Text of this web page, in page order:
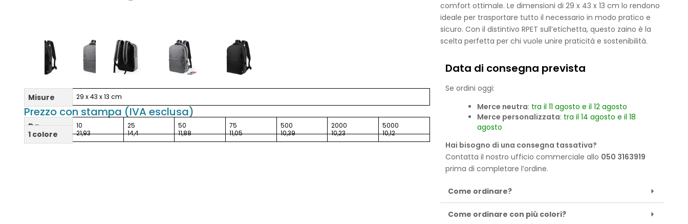
Misure 29 x 43 x 13 cm
Prezzo con stampa (IVA esclusa)
Da 10 25 50 75 500 2000 5000
1 colore 21,93 14,4 11,88 11,05 10,39 10,23 10,12
comfort ottimale. Le dimensioni di 29 x 43 x 13 cm lo rendono
ideale per trasportare tutto il necessario in modo pratico e
sicuro. Con il distintivo RPET sull’etichetta, questo zaino è la
scelta perfetta per chi vuole unire praticità e sostenibilità.
Data di consegna prevista
Se ordini oggi:
Merce neutra: tra il 11 agosto e il 12 agosto
Merce personalizzata: tra il 14 agosto e il 18
agosto
Hai bisogno di una consegna tassativa?
Contatta il nostro ufficio commerciale allo 050 3163919
prima di completare l’ordine.
Come ordinare?
Come ordinare con più colori?